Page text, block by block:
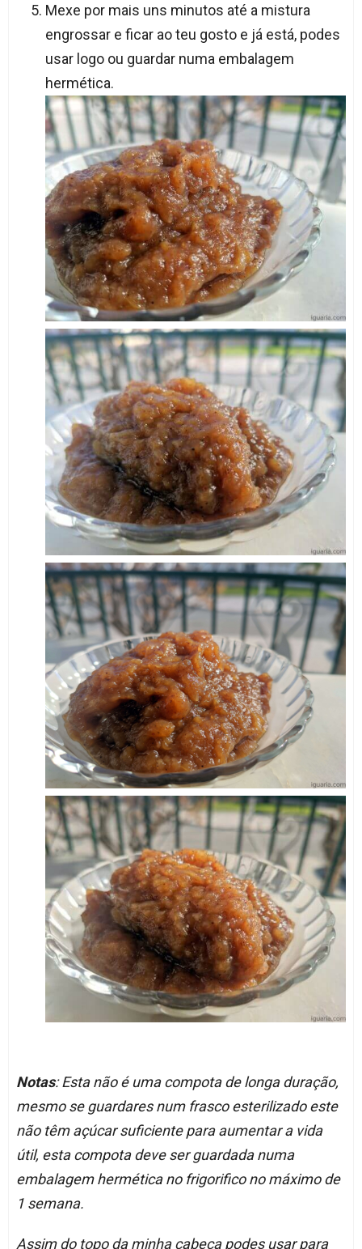
Mexe por mais uns minutos até a mistura
engrossar e ficar ao teu gosto e já está, podes
usar logo ou guardar numa embalagem
hermética.
Notas: Esta não é uma compota de longa duração,
mesmo se guardares num frasco esterilizado este
não têm açúcar suficiente para aumentar a vida
útil, esta compota deve ser guardada numa
embalagem hermética no frigorifico no máximo de
1 semana.
Assim do topo da minha cabeça podes usar para